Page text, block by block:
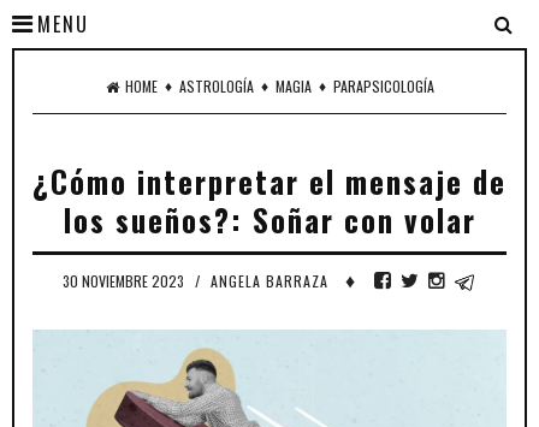
MENU
HOME ♦ ASTROLOGÍA ♦ MAGIA ♦ PARAPSICOLOGÍA
¿Cómo interpretar el mensaje de
los sueños?: Soñar con volar
30 NOVIEMBRE 2023 / ANGELA BARRAZA ♦